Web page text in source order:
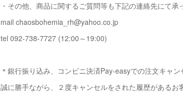
・その他、商品に関するご質問等も下記の連絡先にて承
mail chaosbohemia_rh@yahoo.co.jp
tel 092-738-7727 (12:00～19:00)
＊銀行振り込み、コンビニ決済Pay-easyでの注文キャン
誠に勝手ながら、２度キャンセルをされた履歴があるお